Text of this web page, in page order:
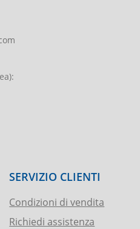
SERVIZIO CLIENTI
Condizioni di vendita
Richiedi assistenza